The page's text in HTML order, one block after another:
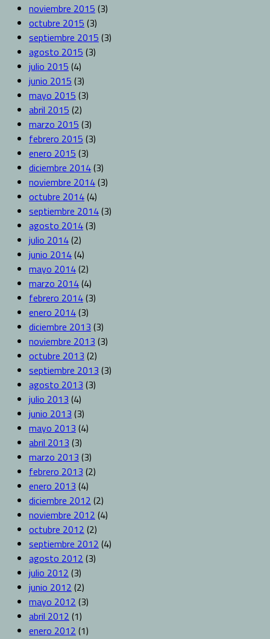
noviembre 2015 (3)
octubre 2015 (3)
septiembre 2015 (3)
agosto 2015 (3)
julio 2015 (4)
junio 2015 (3)
mayo 2015 (3)
abril 2015 (2)
marzo 2015 (3)
febrero 2015 (3)
enero 2015 (3)
diciembre 2014(3)
noviembre 2014(3)
octubre 2014(4)
septiembre 2014(3)
agosto 2014(3)
julio 2014(2)
junio 2014(4)
mayo 2014(2)
marzo 2014(4)
febrero 2014(3)
enero 2014(3)
diciembre 2013 (3)
noviembre 2013 (3)
octubre 2013 (2)
septiembre 2013 (3)
agosto 2013 (3)
julio 2013 (4)
junio 2013 (3)
mayo 2013 (4)
abril 2013 (3)
marzo 2013 (3)
febrero 2013 (2)
enero 2013 (4)
diciembre 2012 (2)
noviembre 2012 (4)
octubre 2012 (2)
septiembre 2012 (4)
agosto 2012 (3)
julio 2012 (3)
junio 2012 (2)
mayo 2012 (3)
abril 2012 (1)
enero 2012 (1)